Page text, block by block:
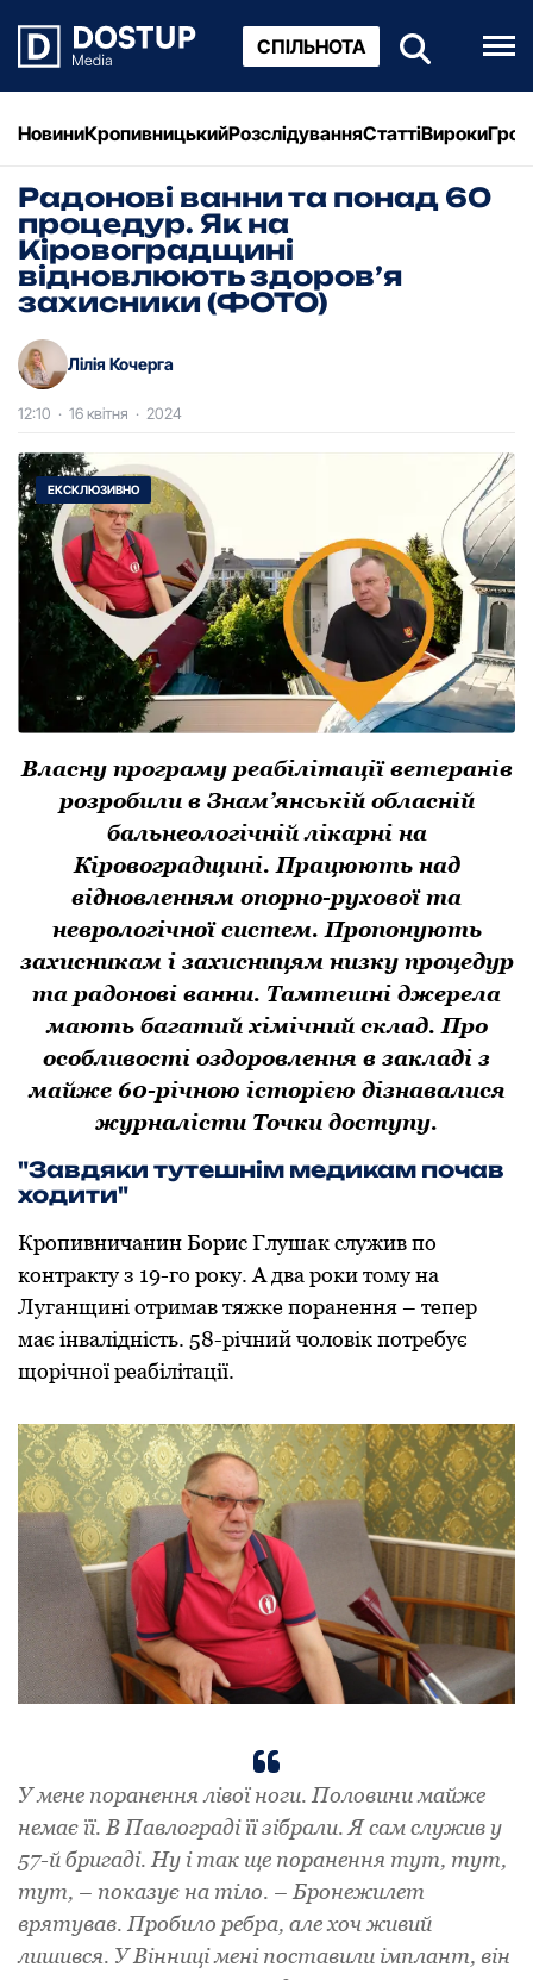
СПІЛЬНОТА
НовиниКропивницькийРозслідуванняСтаттіВироки
Радонові ванни та понад 60
процедур. Як на
Кіровоградщині
відновлюють здоров’я
захисники (ФОТО)
Лілія Кочерга
12:10 · 16 квітня · 2024
Власну програму реабілітації ветеранів
розробили в Знам’янській обласній
бальнеологічній лікарні на
Кіровоградщині. Працюють над
відновленням опорно-рухової та
неврологічної систем. Пропонують
захисникам і захисницям низку процедур
та радонові ванни. Тамтешні джерела
мають багатий хімічний склад. Про
особливості оздоровлення в закладі з
майже 60-річною історією дізнавалися
журналісти Точки доступу.
"Завдяки тутешнім медикам почав
ходити"
Кропивничанин Борис Глушак служив по
контракту з 19-го року. А два роки тому на
Луганщині отримав тяжке поранення – тепер
має інвалідність. 58-річний чоловік потребує
щорічної реабілітації.
У мене поранення лівої ноги. Половини майже
немає її. В Павлограді її зібрали. Я сам служив у
57-й бригаді. Ну і так ще поранення тут, тут,
тут, – показує на тіло. – Бронежилет
врятував. Пробило ребра, але хоч живий
лишився. У Вінниці мені поставили імплант, він